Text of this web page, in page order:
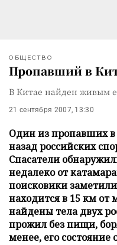
ОБЩЕСТВО
Пропавший в
В Китае найден живым
21 сентября 2007, 13:30
Один из пропавших
назад российских
Спасатели
недалеко от
поисковики
находится в 15 км от
найдены тела двух
прожил без пищи,
менее, его состояние